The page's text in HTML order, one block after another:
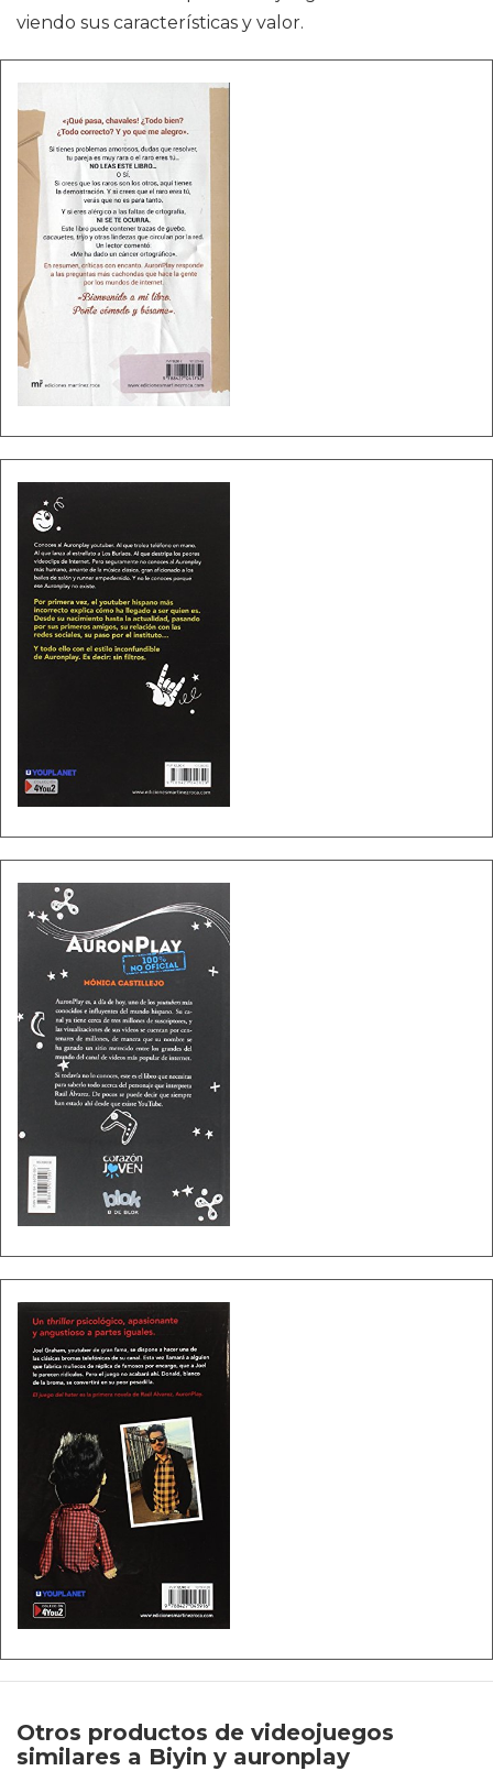
viendo sus características y valor.
Otros productos de videojuegos
similares a Biyin y auronplay